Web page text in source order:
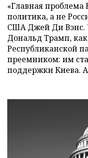
«Главная проблема
политика, а не
США Джей Ди Вэнс.
Дональд Трамп,
Республиканской
преемником: им
поддержки Киева.